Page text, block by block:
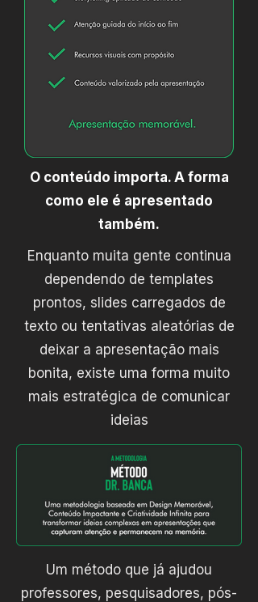
O conteúdo importa. A forma
como ele é apresentado
também.
Enquanto muita gente continua
dependendo de templates
prontos, slides carregados de
texto ou tentativas aleatórias de
deixar a apresentação mais
bonita, existe uma forma muito
mais estratégica de comunicar
ideias
Um método que já ajudou
professores, pesquisadores, pós-